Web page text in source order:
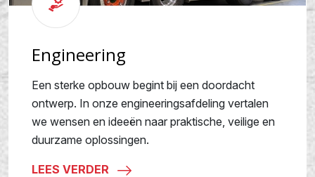
Engineering
Een sterke opbouw begint bij een doordacht
ontwerp. In onze engineeringsafdeling vertalen
we wensen en ideeën naar praktische, veilige en
duurzame oplossingen.
LEES VERDER